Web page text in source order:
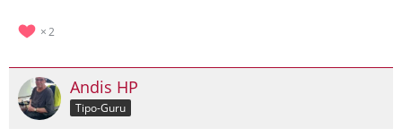
2
Andis HP
Tipo-Guru